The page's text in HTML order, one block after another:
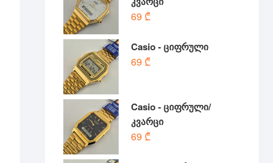
69 ₾
Casio - ციფრული
69 ₾
Casio - ციფრული/
კვარცი
69 ₾